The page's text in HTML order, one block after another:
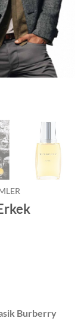
Burberry